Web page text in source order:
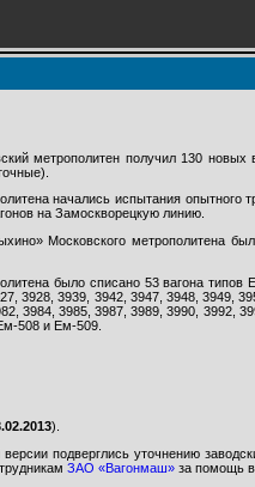
метрополитен получил 130
начались испытания опытного
на Замоскворецкую линию.
Московского метрополитена
было списано 53 вагона
3928, 3939, 3942, 3947, 3948, 3949,
3984, 3985, 3987, 3989, 3990, 3992,
508 и Ем-509.
).
версии подверглись уточнению
ЗАО «Вагонмаш» за помощь в